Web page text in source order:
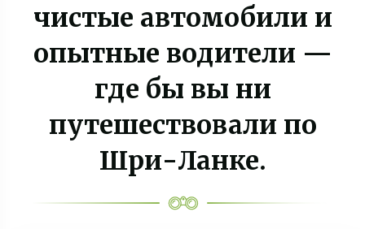
чистые автомобили и
опытные водители —
где бы вы ни
путешествовали по
Шри-Ланке.